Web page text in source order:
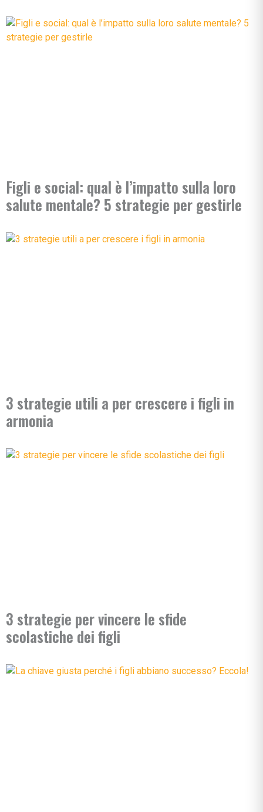
Figli e social: qual è l’impatto sulla loro
salute mentale? 5 strategie per gestirle
3 strategie utili a per crescere i figli in
armonia
3 strategie per vincere le sfide
scolastiche dei figli